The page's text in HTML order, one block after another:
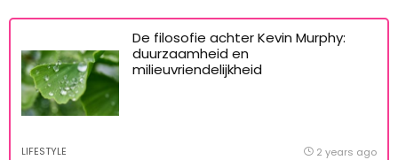
De filosofie achter Kevin Murphy:
duurzaamheid en
milieuvriendelijkheid
LIFESTYLE 2 years ago